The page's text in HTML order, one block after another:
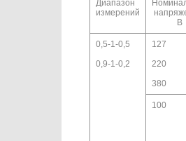
Диапазон
измерений
В
0,5-1-0,5
0,9-1-0,2
127
220
380
100